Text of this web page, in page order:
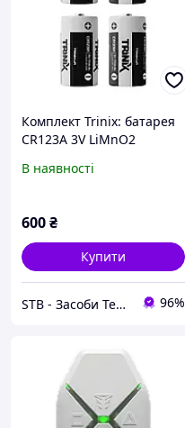
Комплект Trinix: батарея
CR123A 3V LiMnO2
датчиків Ajax, Tiras Orion
В наявності
600₴
Купити
STB - Засоби Технічної Безпеки 96%